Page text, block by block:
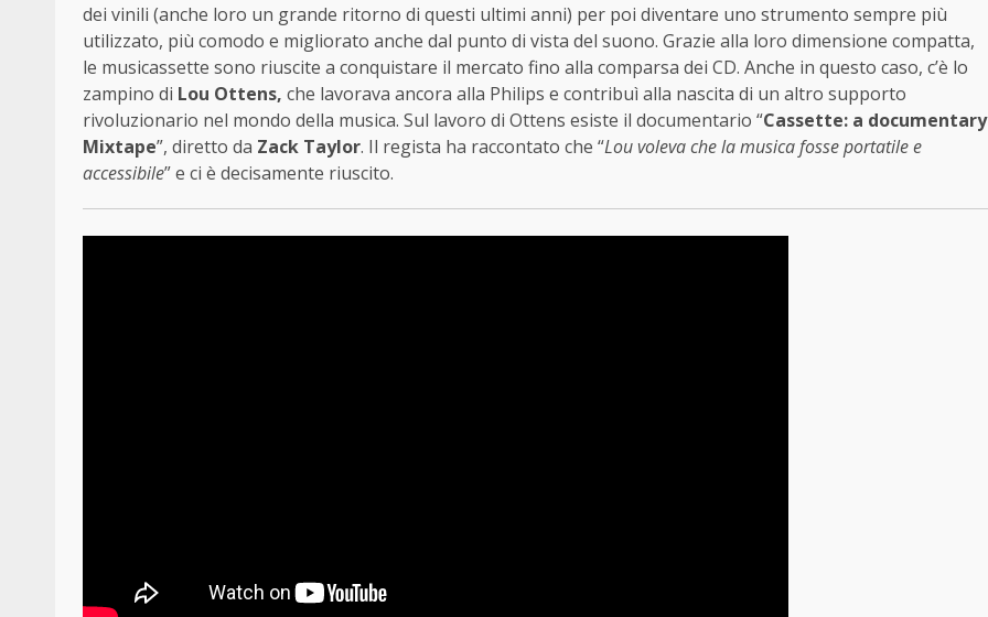
dei vinili (anche loro un grande ritorno di questi ultimi anni) per poi diventare uno strumento sempre più
utilizzato, più comodo e migliorato anche dal punto di vista del suono. Grazie alla loro dimensione compatta,
le musicassette sono riuscite a conquistare il mercato fino alla comparsa dei CD. Anche in questo caso, c’è lo
zampino di Lou Ottens, che lavorava ancora alla Philips e contribuì alla nascita di un altro supporto
rivoluzionario nel mondo della musica. Sul lavoro di Ottens esiste il documentario “Cassette: a documentary
Mixtape”, diretto da Zack Taylor. Il regista ha raccontato che “Lou voleva che la musica fosse portatile e
accessibile” e ci è decisamente riuscito.